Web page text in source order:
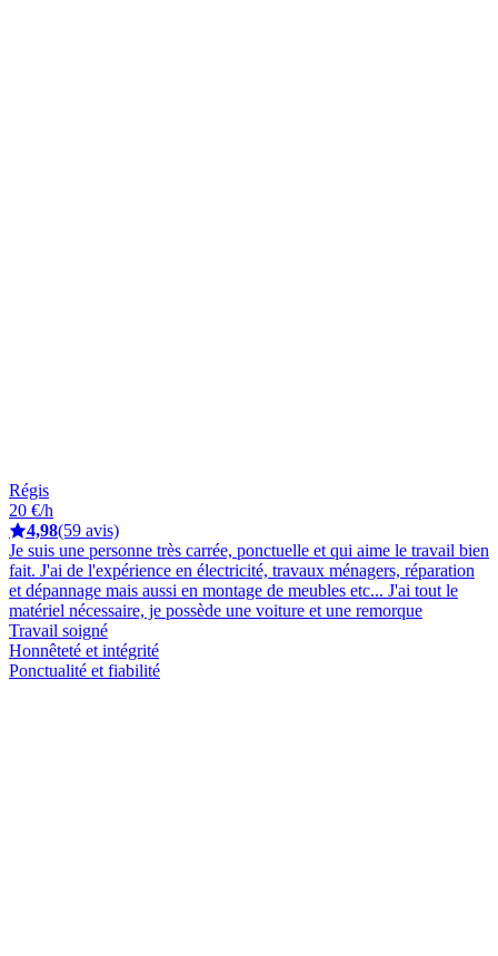
Régis
20 €/h
4,98(59 avis)
Je suis une personne très carrée, ponctuelle et qui aime le travail bien
fait. J'ai de l'expérience en électricité, travaux ménagers, réparation
et dépannage mais aussi en montage de meubles etc... J'ai tout le
matériel nécessaire, je possède une voiture et une remorque
Travail soigné
Honnêteté et intégrité
Ponctualité et fiabilité